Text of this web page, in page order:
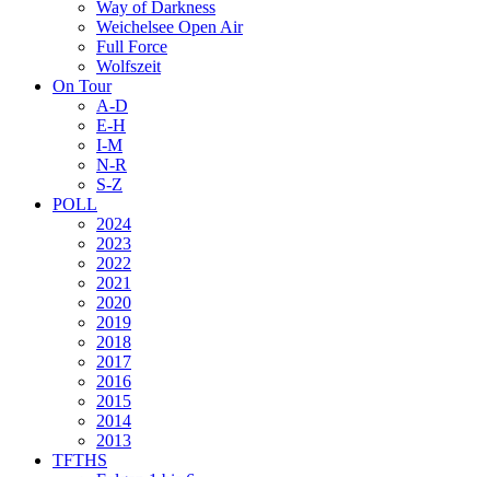
Way of Darkness
Weichelsee Open Air
Full Force
Wolfszeit
On Tour
A-D
E-H
I-M
N-R
S-Z
POLL
2024
2023
2022
2021
2020
2019
2018
2017
2016
2015
2014
2013
TFTHS